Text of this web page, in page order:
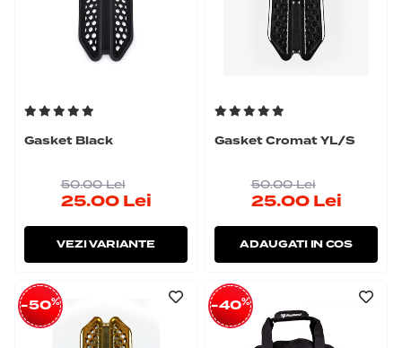
Gasket Black
50.00 Lei
25.00 Lei
VEZI VARIANTE
Gasket Cromat YL/S
50.00 Lei
25.00 Lei
ADAUGATI IN COS
-50% -40%